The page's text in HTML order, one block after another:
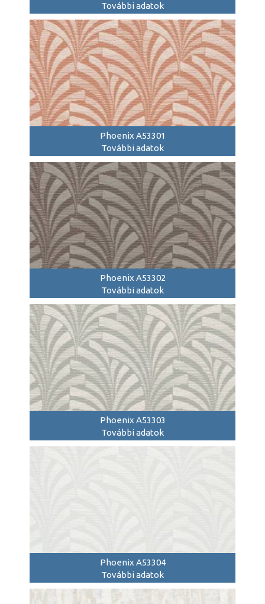
További adatok
Phoenix A53301
További adatok
Phoenix A53302
További adatok
Phoenix A53303
További adatok
Phoenix A53304
További adatok